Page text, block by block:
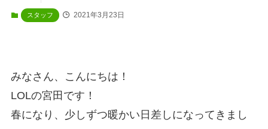
スタッフ 2021年3月23日
みなさん、こんにちは！
LOLの宮田です！
春になり、少しずつ暖かい日差しになってきまし